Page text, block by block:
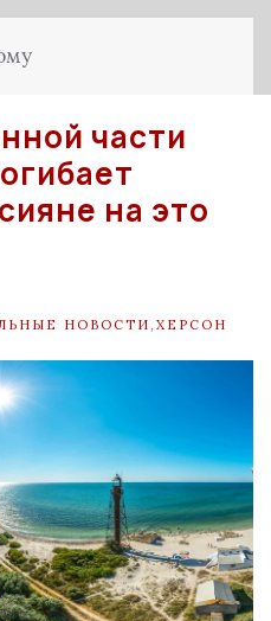
части
на это
НОВОСТИ ХЕРСОН